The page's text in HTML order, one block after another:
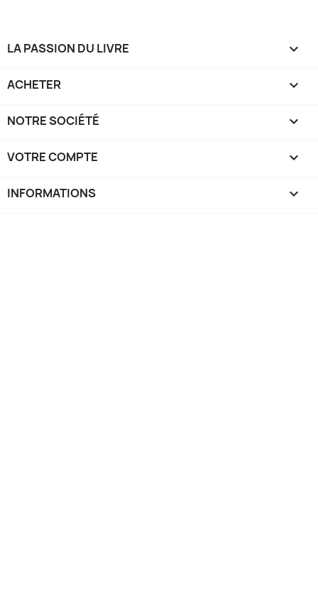
LA PASSION DU LIVRE 
ACHETER 
NOTRE SOCIÉTÉ 
VOTRE COMPTE 
INFORMATIONS keyboard_arrow_down